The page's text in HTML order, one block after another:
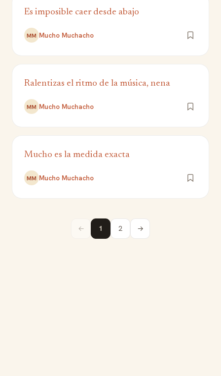
Es imposible caer desde abajo
MM Mucho Muchacho
Ralentizas el ritmo de la música, nena
MM Mucho Muchacho
Mucho es la medida exacta
MM Mucho Muchacho
← 1 2 →